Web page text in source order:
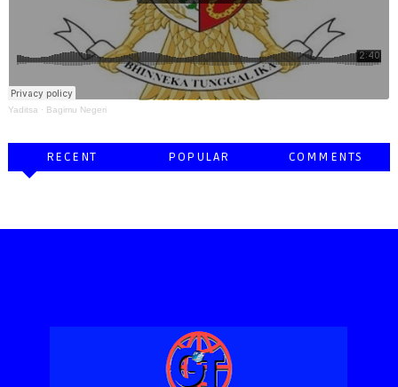
Yaditsa · Bagimu Negeri
RECENT POPULAR COMMENTS